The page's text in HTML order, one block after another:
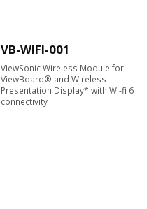
VB-WIFI-001
ViewSonic Wireless Module for
ViewBoard® and Wireless
Presentation Display* with Wi-fi 6
connectivity